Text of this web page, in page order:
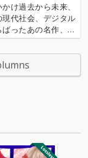
け過去から未来、
代社会、デジタル
ったあの名作、こ
ひとつにまとめる
ーカイ奉行〉が今
ルの乱世を治め
ーカイ奉行〉と